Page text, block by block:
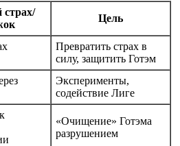
Цель
Превратить страх в
силу, защитить Готэм
Эксперименты,
содействие Лиге
«Очищение» Готэма
разрушением